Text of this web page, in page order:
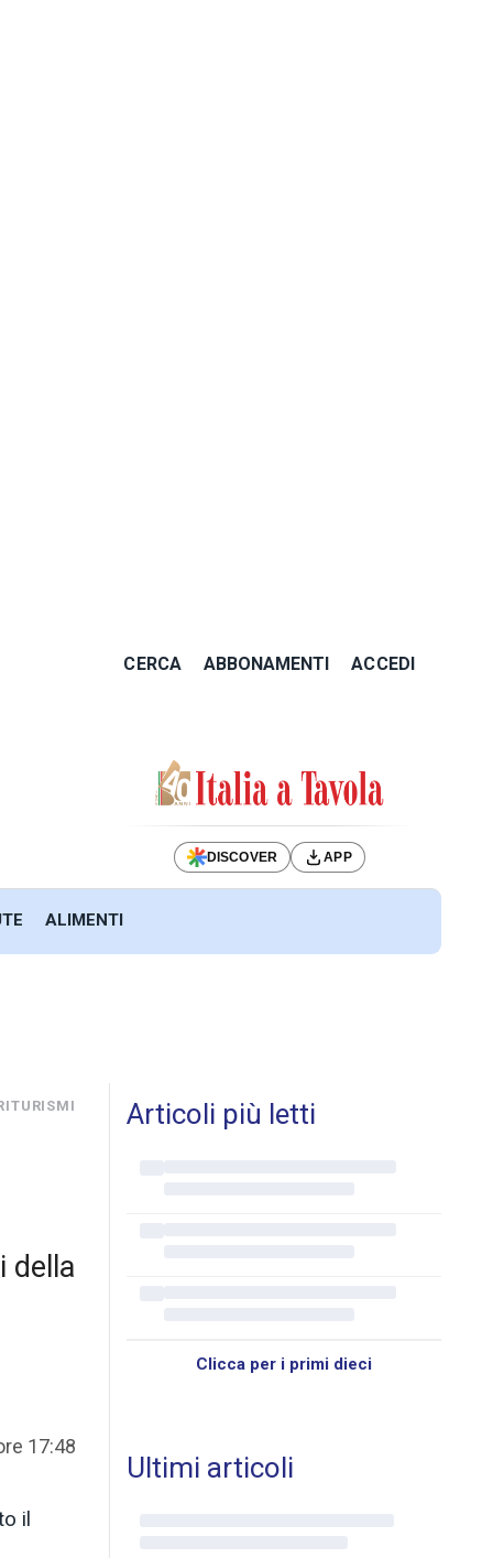
CERCA ABBONAMENTI ACCEDI
DISCOVER APP
ALIMENTI
della
17:48
il
Articoli più letti
Clicca per i primi dieci
Ultimi articoli